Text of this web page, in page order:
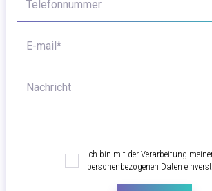
Telefonnummer
E-mail*
Nachricht
Ich bin mit der Verarbeitung
personenbezogenen Daten